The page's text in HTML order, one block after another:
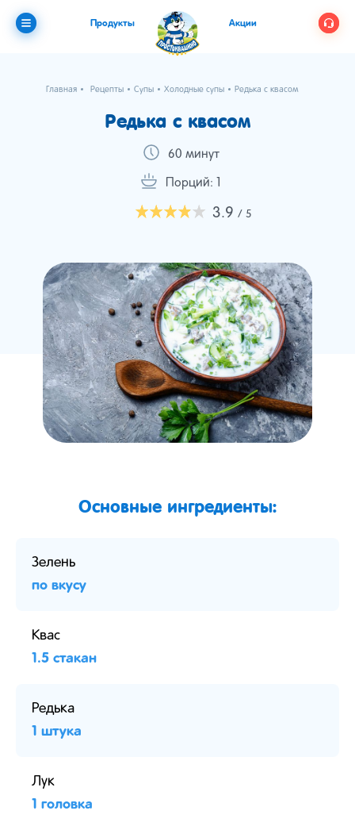
Продукты Акции
Главная Рецепты Супы Холодные супы Редька с квасом
Редька с квасом
60 минут
Порций: 1
3.9 / 5
Основные ингредиенты:
Зелень
по вкусу
Квас
1.5 стакан
Редька
1 штука
Лук
1 головка